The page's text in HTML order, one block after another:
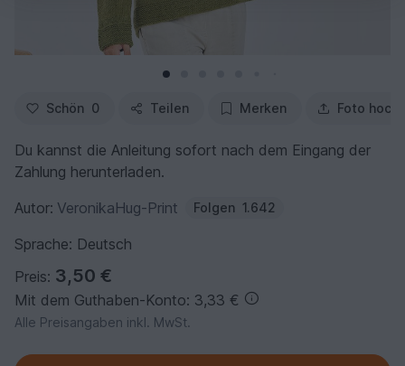
Schön 0 Teilen Merken Foto
Du kannst die Anleitung sofort nach dem Eingang der
Zahlung herunterladen.
Autor: VeronikaHug-Print Folgen 1.642
Sprache: Deutsch
Preis: 3,50 €
Mit dem Guthaben-Konto: 3,33 €
Alle Preisangaben inkl. MwSt.